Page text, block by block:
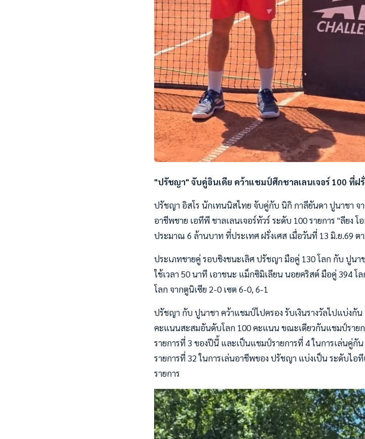
"ปรัชญา" จับคู่อินเดีย คว้าแชมป์ศึกชาลเลนเจอร์ 100 ที่ฝรั่
ปรัชญา อิสโร นักเทนนิสไทย จับคู่กับ นิกิ กาลียันดา ปูนาชา จ
อาชีพชาย เอทีพี ชาลเลนเจอร์ทัวร์ ระดับ 100 รายการ "ลียง โ
ประมาณ 6 ล้านบาท ที่ประเทศ ฝรั่งเศส เมื่อวันที่ 13 มิ.ย.69 ต
ประเภทชายคู่ รอบชิงชนะเลิศ ปรัชญา มือคู่ 130 โลก กับ ปูนา
ใช้เวลา 50 นาที เอาชนะ แม็กซิมิเลียน นอยคริสต์ มือคู่ 394
โลก จากตูนิเซีย 2-0 เซต 6-0, 6-1
ปรัชญา กับ ปูนาชา คว้าแชมป์ไปครอง รับเงินรางวัลไปแบ่งกั
คะแนนสะสมอันดับโลก 100 คะแนน ขณะเดียวกันแชมป์ราย
รายการที่ 3 ของปีนี้ และเป็นแชมป์รายการที่ 4 ในการเล่นคู่กั
รายการที่ 32 ในการเล่นอาชีพของ ปรัชญา แบ่งเป็น ระดับไอ
รายการ